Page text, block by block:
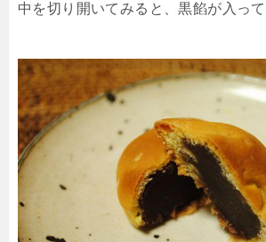
中を切り開いてみると、黒餡が入って